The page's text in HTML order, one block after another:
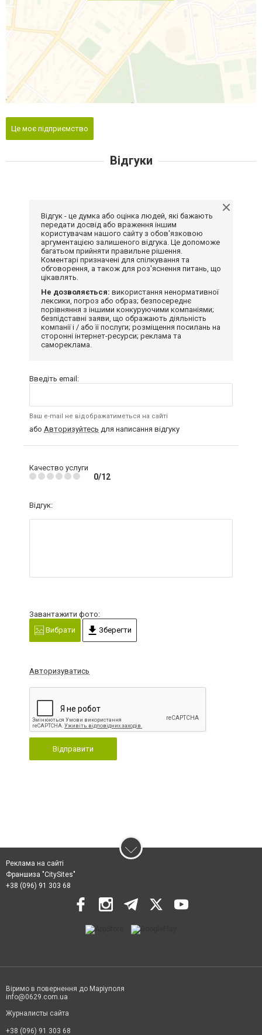
Це моє підприємство
Відгуки
Відгук - це думка або оцінка людей, які бажають
передати досвід або враження іншим
користувачам нашого сайту з обов'язковою
аргументацією залишеного відгука. Це допоможе
багатьом прийняти правильне рішення.
Коментарі призначені для спілкування та
обговорення, а також для роз'яснення питань, що
цікавлять.
Не дозволяється: використання ненормативної
лексики, погроз або образ; безпосереднє
порівняння з іншими конкуруючими компаніями;
безпідставні заяви, що ображають діяльність
компанії і / або її послуги; розміщення посилань на
сторонні інтернет-ресурси; реклама та
самореклама.
Введіть email:
Ваш e-mail не відображатиметься на сайті
або Авторизуйтесь для написання відгуку
Качество услуги
0/12
Відгук:
Завантажити фото:
Вибрати
Зберегти
Авторизуватись
Відправити
Реклама на сайті
Франшиза "CitySites"
+38 (096) 91 303 68
Віримо в повернення до Маріуполя
info@0629.com.ua
Журналисты сайта
+38 (096) 91 303 68